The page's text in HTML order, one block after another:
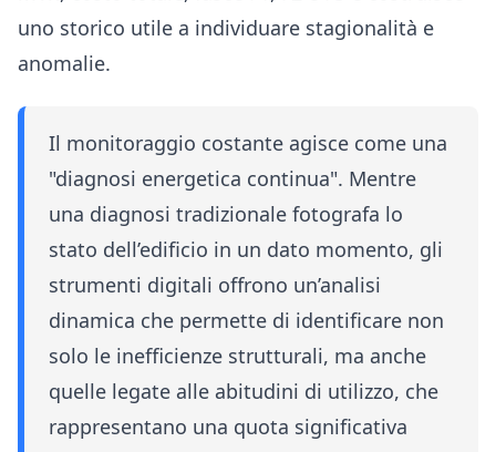
uno storico utile a individuare stagionalità e
anomalie.
Il monitoraggio costante agisce come una
"diagnosi energetica continua". Mentre
una diagnosi tradizionale fotografa lo
stato dell’edificio in un dato momento, gli
strumenti digitali offrono un’analisi
dinamica che permette di identificare non
solo le inefficienze strutturali, ma anche
quelle legate alle abitudini di utilizzo, che
rappresentano una quota significativa